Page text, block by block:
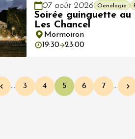
07 août 2026 Oenologie
Soirée guinguette au
Les Chancel
Mormoiron
19:30
23:00
Page précédente
… Page
3 Page
4 Page courante
5 Page
6 Page
7 …